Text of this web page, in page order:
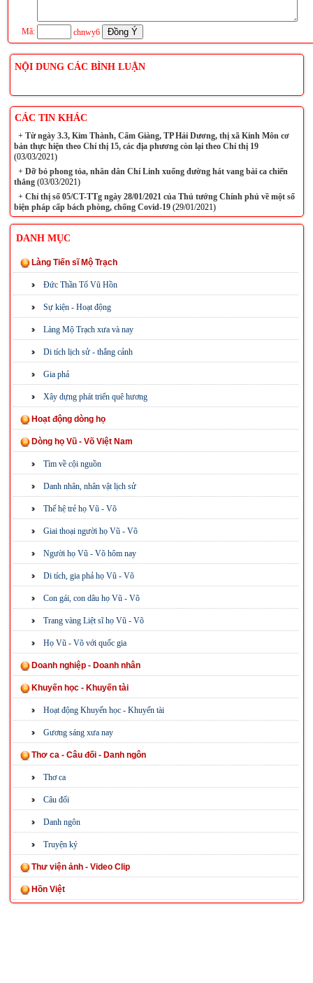
Mã: chnwy6
NỘI DUNG CÁC BÌNH LUẬN
CÁC TIN KHÁC
+Từ ngày 3.3, Kim Thành, Cẩm Giàng, TP Hải Dương, thị xã Kinh Môn cơ
bản thực hiện theo Chỉ thị 15, các địa phương còn lại theo Chỉ thị 19
(03/03/2021)
+Dỡ bỏ phong tỏa, nhân dân Chí Linh xuống đường hát vang bài ca chiến
thắng(03/03/2021)
+Chỉ thị số 05/CT-TTg ngày 28/01/2021 của Thủ tướng Chính phủ về một số
biện pháp cấp bách phòng, chống Covid-19(29/01/2021)
DANH MỤC
Làng Tiến sĩ Mộ Trạch
Đức Thần Tổ Vũ Hồn
Sự kiện - Hoạt động
Làng Mộ Trạch xưa và nay
Di tích lịch sử - thắng cảnh
Gia phả
Xây dựng phát triển quê hương
Hoạt động dòng họ
Dòng họ Vũ - Võ Việt Nam
Tìm về cội nguồn
Danh nhân, nhân vật lịch sử
Thế hệ trẻ họ Vũ - Võ
Giai thoại người họ Vũ - Võ
Người họ Vũ - Võ hôm nay
Di tích, gia phả họ Vũ - Võ
Con gái, con dâu họ Vũ - Võ
Trang vàng Liệt sĩ họ Vũ - Võ
Họ Vũ - Võ với quốc gia
Doanh nghiệp - Doanh nhân
Khuyến học - Khuyến tài
Hoạt động Khuyến học - Khuyến tài
Gương sáng xưa nay
Thơ ca - Câu đối - Danh ngôn
Thơ ca
Câu đối
Danh ngôn
Truyện ký
Thư viện ảnh - Video Clip
Hồn Việt